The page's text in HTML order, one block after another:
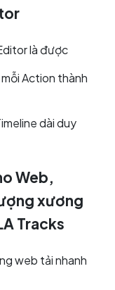
là được
Action thành
dài duy
Web,
xương
Tracks
web tải nhanh